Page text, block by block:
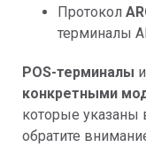
Протокол
терминалы
POS-терминалы
конкретными
которые
обратите